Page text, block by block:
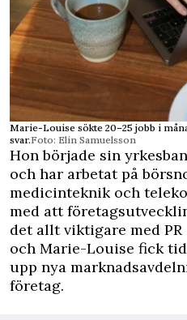
Marie-Louise sökte 20–25 jobb i
svar.Foto: Elin Samuelsson
Hon började sin
och har arbetat på
medicinteknik och
med att
det allt viktigare med
och Marie-Louise fick
upp nya
företag.